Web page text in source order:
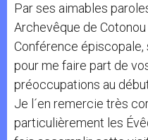
Par ses aimables
Archevêque de
Conférence
pour me faire part de
préoccupations au
Je l´en remercie très
particulièrement les